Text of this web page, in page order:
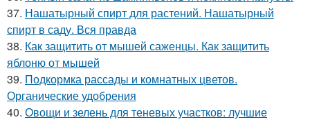
37. Нашатырный спирт для растений. Нашатырный
спирт в саду. Вся правда
38. Как защитить от мышей саженцы. Как защитить
яблоню от мышей
39. Подкормка рассады и комнатных цветов.
Органические удобрения
40. Овощи и зелень для теневых участков: лучшие